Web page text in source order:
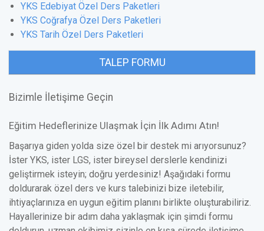
YKS Edebiyat Özel Ders Paketleri
YKS Coğrafya Özel Ders Paketleri
YKS Tarih Özel Ders Paketleri
TALEP FORMU
Bizimle İletişime Geçin
Eğitim Hedeflerinize Ulaşmak İçin İlk Adımı Atın!
Başarıya giden yolda size özel bir destek mi arıyorsunuz?
İster YKS, ister LGS, ister bireysel derslerle kendinizi
geliştirmek isteyin; doğru yerdesiniz! Aşağıdaki formu
doldurarak özel ders ve kurs talebinizi bize iletebilir,
ihtiyaçlarınıza en uygun eğitim planını birlikte oluşturabiliriz.
Hayallerinize bir adım daha yaklaşmak için şimdi formu